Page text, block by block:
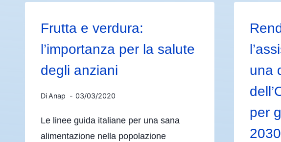
Frutta e verdura:
l’importanza per la salute
degli anziani
DiAnap 03/03/2020
Le linee guida italiane per una sana
alimentazione nella popolazione
una
per